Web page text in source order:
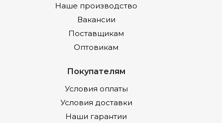
Наше производство
Вакансии
Поставщикам
Оптовикам
Покупателям
Условия оплаты
Условия доставки
Наши гарантии